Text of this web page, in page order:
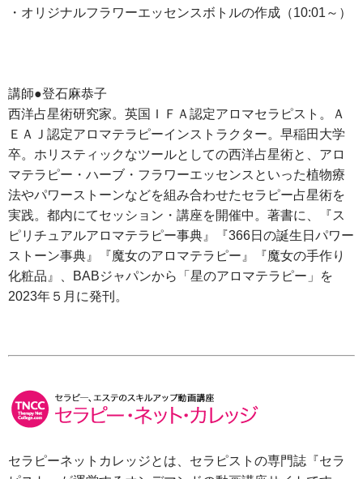
・オリジナルフラワーエッセンスボトルの作成（10:01～）
講師●登石麻恭子
西洋占星術研究家。英国ＩＦＡ認定アロマセラピスト。Ａ
ＥＡＪ認定アロマテラピーインストラクター。早稲田大学
卒。ホリスティックなツールとしての西洋占星術と、アロ
マテラピー・ハーブ・フラワーエッセンスといった植物療
法やパワーストーンなどを組み合わせたセラピー占星術を
実践。都内にてセッション・講座を開催中。著書に、『ス
ピリチュアルアロマテラピー事典』『366日の誕生日パワー
ストーン事典』『魔女のアロマテラピー』『魔女の手作り
化粧品』、BABジャパンから「星のアロマテラピー」を
2023年５月に発刊。
セラピーネットカレッジとは、セラピストの専門誌『セラ